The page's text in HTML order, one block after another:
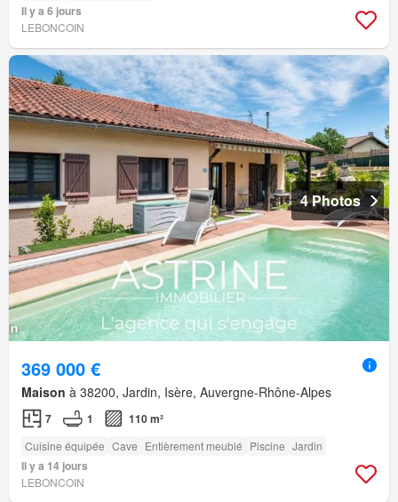
Il y a 6 jours
LEBONCOIN
4 Photos
369 000 €
Maison à 38200, Jardin, Isère, Auvergne-Rhône-Alpes
7 1 110 m²
Cuisine équipée Cave Entièrement meublé Piscine Jardin
Il y a 14 jours
LEBONCOIN